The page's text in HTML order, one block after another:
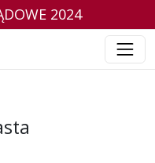
2024